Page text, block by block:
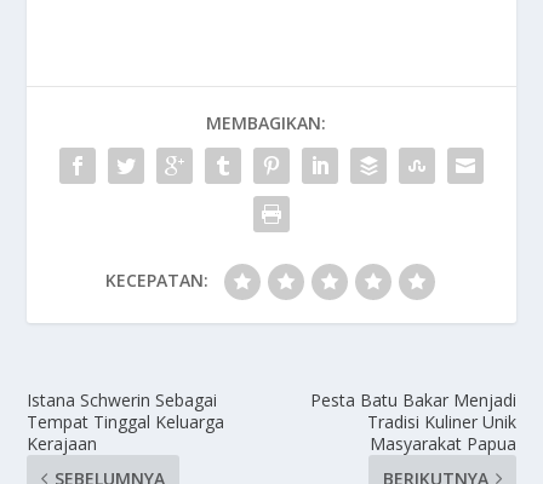
MEMBAGIKAN:
KECEPATAN:
Istana Schwerin Sebagai
Tempat Tinggal Keluarga
Kerajaan
SEBELUMNYA
Pesta Batu Bakar Menjadi
Tradisi Kuliner Unik
Masyarakat Papua
BERIKUTNYA